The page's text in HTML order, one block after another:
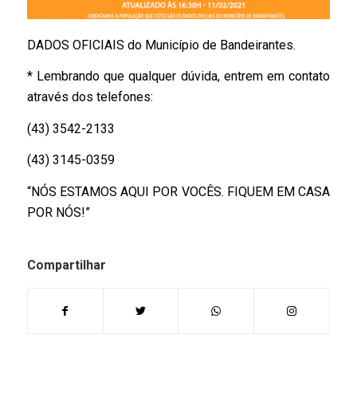
DADOS OFICIAIS do Município de Bandeirantes.
* Lembrando que qualquer dúvida, entrem em contato
através dos telefones:
(43) 3542-2133
(43) 3145-0359
“NÓS ESTAMOS AQUI POR VOCÊS. FIQUEM EM CASA
POR NÓS!”
Compartilhar